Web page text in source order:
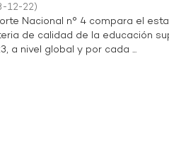
12-22)
Nacional n° 4 compara el
de calidad de la educación
a nivel global y por cada ...